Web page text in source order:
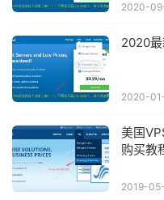
2020-
2020
2020-
美国
购买教
2019-